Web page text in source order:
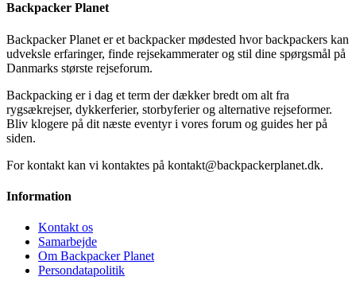
Backpacker Planet
Backpacker Planet er et backpacker mødested hvor backpackers kan
udveksle erfaringer, finde rejsekammerater og stil dine spørgsmål på
Danmarks største rejseforum.
Backpacking er i dag et term der dækker bredt om alt fra
rygsækrejser, dykkerferier, storbyferier og alternative rejseformer.
Bliv klogere på dit næste eventyr i vores forum og guides her på
siden.
For kontakt kan vi kontaktes på kontakt@backpackerplanet.dk.
Information
Kontakt os
Samarbejde
Om Backpacker Planet
Persondatapolitik